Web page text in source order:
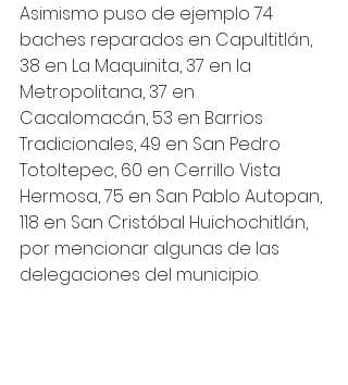
Asimismo puso de ejemplo 74
baches reparados en Capultitlán,
38 en La Maquinita, 37 en la
Metropolitana, 37 en
Cacalomacán, 53 en Barrios
Tradicionales, 49 en San Pedro
Totoltepec, 60 en Cerrillo Vista
Hermosa, 75 en San Pablo Autopan,
118 en San Cristóbal Huichochitlán,
por mencionar algunas de las
delegaciones del municipio.